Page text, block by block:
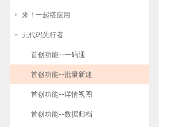
来！一起搭应用
无代码先行者
首创功能--一码通
首创功能--批量新建
首创功能--详情视图
首创功能--数据归档